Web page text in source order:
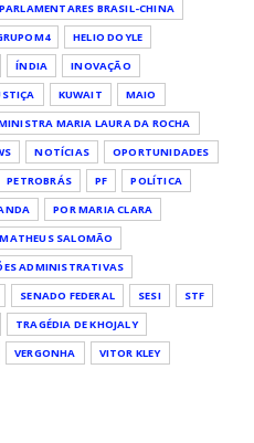
BRASIL-CHINA
HELIO DOYLE
ÍNDIA
INOVAÇÃO
KUWAIT
MAIO
MARIA LAURA DA ROCHA
NOTÍCIAS
OPORTUNIDADES
PETROBRÁS PF
POLÍTICA
POR MARIA CLARA
SALOMÃO
ADMINISTRATIVAS
SENADO FEDERAL SESI
STF
TRAGÉDIA DE KHOJALY
VERGONHA VITOR KLEY